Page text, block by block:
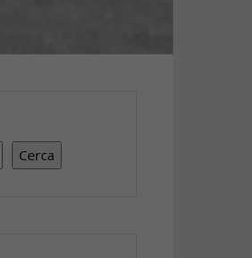
Cerca